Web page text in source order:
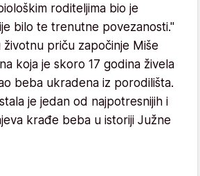
roditeljima bio je
bilo te trenutne povezanosti."
životnu priču započinje Miše
koja je skoro 17 godina živela
beba ukradena iz porodilišta.
je jedan od najpotresnijih i
krađe beba u istoriji Južne